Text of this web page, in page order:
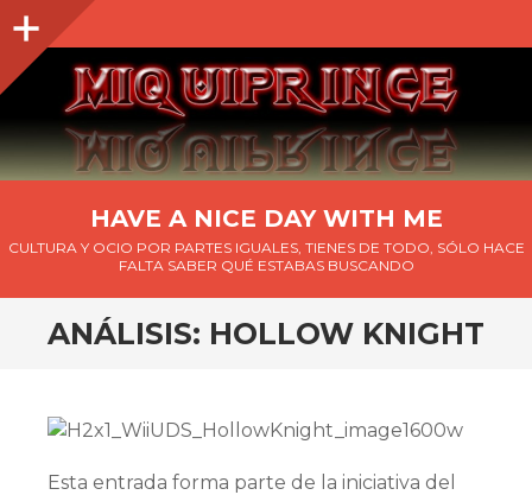
Barra
lateral
HAVE A NICE DAY WITH ME
CULTURA Y OCIO POR PARTES IGUALES, TIENES DE TODO, SÓLO HACE
FALTA SABER QUÉ ESTABAS BUSCANDO
ANÁLISIS: HOLLOW KNIGHT
Esta entrada forma parte de la iniciativa del